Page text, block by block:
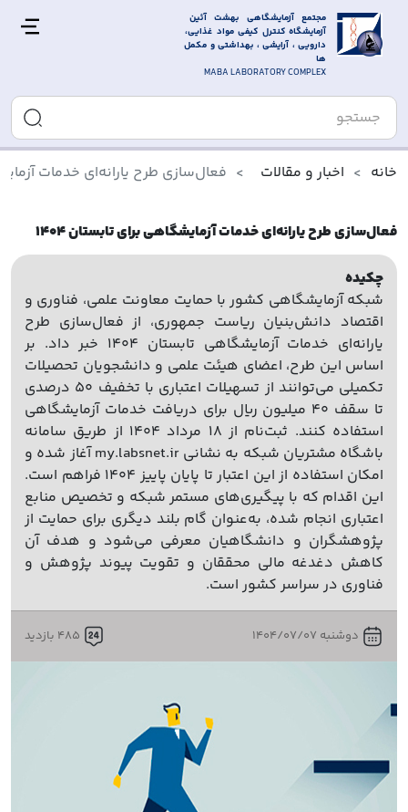
مجتمع آزمایشگاهی بهشت آئین
آزمایشگاه کنترل کیفی مواد غذایی،
دارویی ، آرایشی ، بهداشتی و مکمل
ها
MABA LABORATORY COMPLEX
خانه اخبار و مقالات فعال‌سازی طرح یارانه‌ای خدمات
فعال‌سازی طرح یارانه‌ای خدمات آزمایشگاهی برای تابستان ۱۴۰۴
چکیده
شبکه آزمایشگاهی کشور با حمایت معاونت علمی، فناوری و
اقتصاد دانش‌بنیان ریاست جمهوری، از فعال‌سازی طرح
یارانه‌ای خدمات آزمایشگاهی تابستان ۱۴۰۴ خبر داد. بر
اساس این طرح، اعضای هیئت علمی و دانشجویان تحصیلات
تکمیلی می‌توانند از تسهیلات اعتباری با تخفیف ۵۰ درصدی
تا سقف ۴۰ میلیون ریال برای دریافت خدمات آزمایشگاهی
استفاده کنند. ثبت‌نام از ۱۸ مرداد ۱۴۰۴ از طریق سامانه
باشگاه مشتریان شبکه به نشانی my.labsnet.ir آغاز شده و
امکان استفاده از این اعتبار تا پایان پاییز ۱۴۰۴ فراهم است.
این اقدام که با پیگیری‌های مستمر شبکه و تخصیص منابع
اعتباری انجام شده، به‌عنوان گام بلند دیگری برای حمایت از
پژوهشگران و دانشگاهیان معرفی می‌شود و هدف آن
کاهش دغدغه مالی محققان و تقویت پیوند پژوهش و
فناوری در سراسر کشور است.
دوشنبه 1404/07/07 485 بازدید